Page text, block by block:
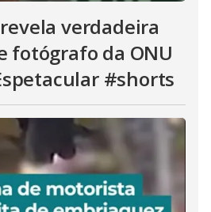
verdadeira
fotógrafo da ONU
#shorts